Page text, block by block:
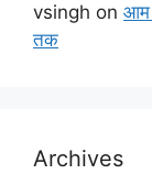
vsingh on आम
तक
Archives